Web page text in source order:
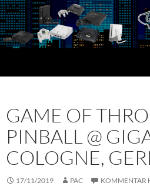
Zum
Inhalt
springen
GAME OF
PINBALL @
COLOGNE,
17/11/2019 PAC KOMMENTAR